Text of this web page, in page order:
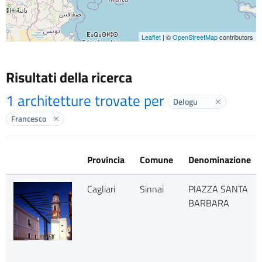
Leaflet | ©OpenStreetMapcontributors
Risultati della ricerca
1 architetture trovate per Delogu Elimina
Francesco Elimina label
Provincia Comune Denominazione
Cagliari Sinnai
PIAZZA SANTA
BARBARA